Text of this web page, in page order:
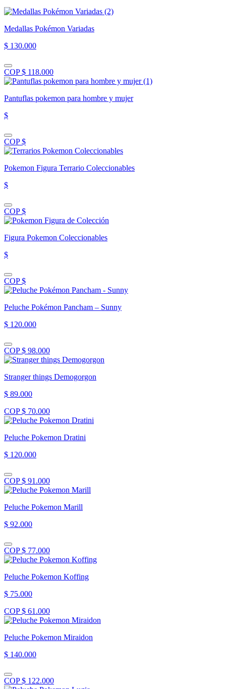
Medallas Pokémon Variadas
$ 130.000
COP $ 118.000
Pantuflas pokemon para hombre y mujer
$
COP $
Pokemon Figura Terrario Coleccionables
$
COP $
Figura Pokemon Coleccionables
$
COP $
Peluche Pokémon Pancham – Sunny
$ 120.000
COP $ 98.000
Stranger things Demogorgon
$ 89.000
COP $ 70.000
Peluche Pokemon Dratini
$ 120.000
COP $ 91.000
Peluche Pokemon Marill
$ 92.000
COP $ 77.000
Peluche Pokemon Koffing
$ 75.000
COP $ 61.000
Peluche Pokemon Miraidon
$ 140.000
COP $ 122.000